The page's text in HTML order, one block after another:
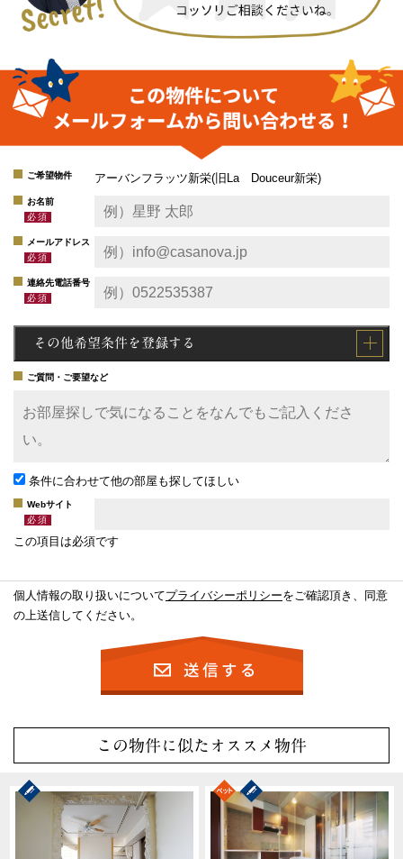
ご希望物件 アーバンフラッツ新栄(旧La Douceur新栄)
お名前
メールアドレス
連絡先電話番号
その他希望条件を登録する
ご質問・ご要望など
条件に合わせて他の部屋も探してほしい
Webサイト
この項目は必須です
個人情報の取り扱いについてプライバシーポリシーをご確認頂き、同意
の上送信してください。
この物件に似たオススメ物件